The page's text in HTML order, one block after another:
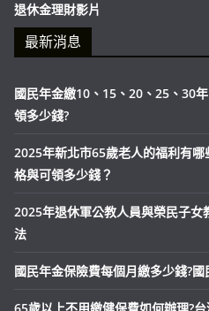
退休金理財影片
最新消息
國民年金繳10、15、20、25、30
領多少錢?
2025年新北市65歲老人的福利有
格與可領多少錢？
2025年退休軍公教人員與榮民子
法
國民年金保險費每個月繳多少錢?